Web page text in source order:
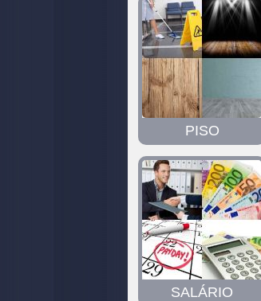
PISO
SALÁRIO